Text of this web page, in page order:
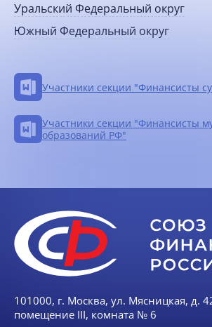
Уральский Федеральный округ
Южный Федеральный округ
Участники секции "Финансисты
Участники секции "Финансисты
образований РФ"
101000, г. Москва, ул. Мясницкая, д.
помещение III, комната № 6